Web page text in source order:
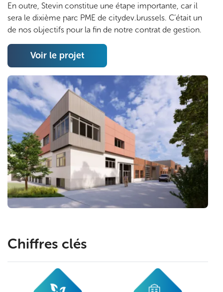
En outre, Stevin constitue une étape importante, car il
sera le dixième parc PME de citydev.brussels. C’était un
de nos objectifs pour la fin de notre contrat de gestion.
Voir le projet
Chiffres clés